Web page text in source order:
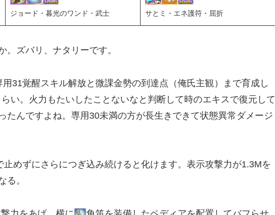
ジョード・暮光のワンド・武士 サとミ・エネ護符・屈折
。ズバリ、ナタリーです。
31覚醒スキル解放と微課金勢の到達点（俺氏主観）まで育成し
い。火力もたいしたことないなと判断して時のエキスで復元して
たんですよね。専用30未満の方が長生きできて状態異常ダメージ
めずにさらにつぎ込み続けると化けます。表示攻撃力が1.3Mを
る。